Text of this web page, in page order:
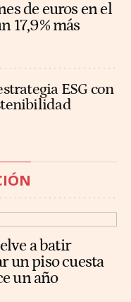
de euros en el
17,9% más
ESG con
a batir
un piso cuesta
un año